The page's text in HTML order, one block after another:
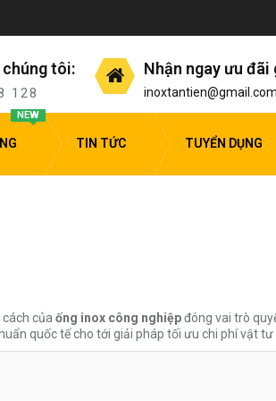
chúng tôi:
128
Nhận ngay ưu
inoxtantien@gmail.com
NEW
TIN TỨC TUYỂN DỤNG
cách củaống inox công nghiệpđóng vai trò
quốc tế cho tới giải pháp tối ưu chi phí vật